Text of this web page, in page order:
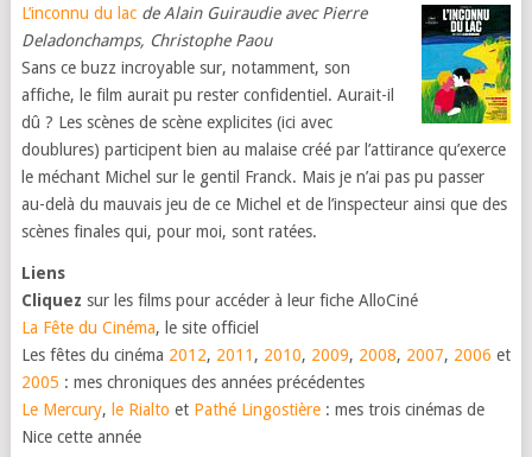
L’inconnu du lac de Alain Guiraudie avec Pierre
Deladonchamps, Christophe Paou
Sans ce buzz incroyable sur, notamment, son
affiche, le film aurait pu rester confidentiel. Aurait-il
dû ? Les scènes de scène explicites (ici avec
doublures) participent bien au malaise créé par l’attirance qu’exerce
le méchant Michel sur le gentil Franck. Mais je n’ai pas pu passer
au-delà du mauvais jeu de ce Michel et de l’inspecteur ainsi que des
scènes finales qui, pour moi, sont ratées.
Liens
Cliquez sur les films pour accéder à leur fiche AlloCiné
La Fête du Cinéma, le site officiel
Les fêtes du cinéma 2012, 2011 , 2010, 2009, 2008, 2007, 2006 et
2005 : mes chroniques des années précédentes
Le Mercury, le Rialto et Pathé Lingostière: mes trois cinémas de
Nice cette année